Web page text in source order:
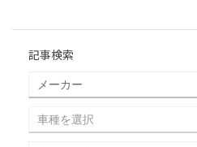
記事検索